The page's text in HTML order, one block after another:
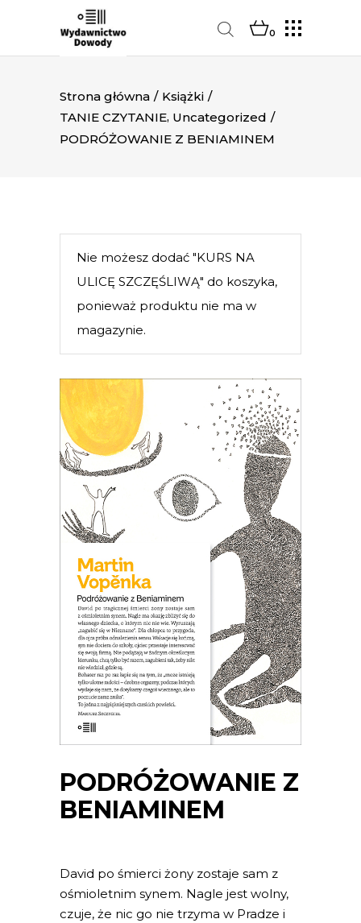
0
Strona główna / Książki /
TANIE CZYTANIE, Uncategorized /
PODRÓŻOWANIE Z BENIAMINEM
Nie możesz dodać "KURS NA
ULICĘ SZCZĘŚLIWĄ" do koszyka,
ponieważ produktu nie ma w
magazynie.
PODRÓŻOWANIE Z
BENIAMINEM
David po śmierci żony zostaje sam z
ośmioletnim synem. Nagle jest wolny,
czuje, że nic go nie trzyma w Pradze i